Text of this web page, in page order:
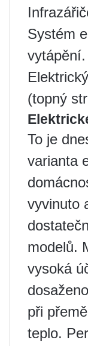
Systém
vytápění.
(topný
To je
varianta
vyvinuto
modelů.
vysoká
při
teplo.